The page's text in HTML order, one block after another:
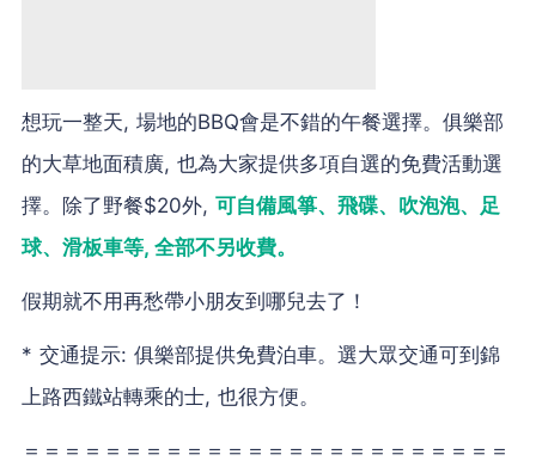
想玩一整天, 場地的BBQ會是不錯的午餐選擇。俱樂部
的大草地面積廣, 也為大家提供多項自選的免費活動選
擇。除了野餐$20外, 可自備風箏、飛碟、吹泡泡、足
球、滑板車等, 全部不另收費。
假期就不用再愁帶小朋友到哪兒去了！
* 交通提示: 俱樂部提供免費泊車。選大眾交通可到錦
上路西鐵站轉乘的士, 也很方便。
＝＝＝＝＝＝＝＝＝＝＝＝＝＝＝＝＝＝＝＝＝＝＝＝